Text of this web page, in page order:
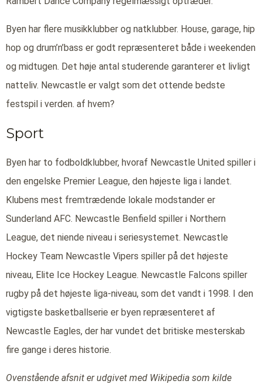
Byen har flere musikklubber og natklubber. House, garage, hip
hop og drum’n’bass er godt repræsenteret både i weekenden
og midtugen. Det høje antal studerende garanterer et livligt
natteliv. Newcastle er valgt som det ottende bedste
festspil i verden. af hvem?
Sport
Byen har to fodboldklubber, hvoraf Newcastle United spiller i
den engelske Premier League, den højeste liga i landet.
Klubens mest fremtrædende lokale modstander er
Sunderland AFC. Newcastle Benfield spiller i Northern
League, det niende niveau i seriesystemet. Newcastle
Hockey Team Newcastle Vipers spiller på det højeste
niveau, Elite Ice Hockey League. Newcastle Falcons spiller
rugby på det højeste liga-niveau, som det vandt i 1998. I den
vigtigste basketballserie er byen repræsenteret af
Newcastle Eagles, der har vundet det britiske mesterskab
fire gange i deres historie.
Ovenstående afsnit er udgivet med Wikipedia som kilde